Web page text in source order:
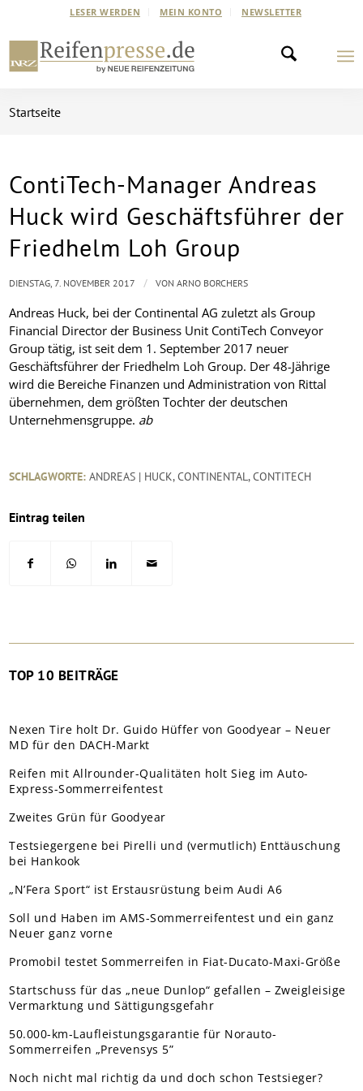
LESER WERDEN MEIN KONTO NEWSLETTER
Startseite
ContiTech-Manager Andreas
Huck wird Geschäftsführer der
Friedhelm Loh Group
Andreas Huck, bei der Continental AG zuletzt als Group
Financial Director der Business Unit ContiTech Conveyor
Group tätig, ist seit dem 1. September 2017 neuer
Geschäftsführer der Friedhelm Loh Group. Der 48-Jährige
wird die Bereiche Finanzen und Administration von Rittal
übernehmen, dem größten Tochter der deutschen
Unternehmensgruppe. ab
DIENSTAG, 7. NOVEMBER 2017 / VONARNO BORCHERS
SCHLAGWORTE: ANDREAS | HUCK,CONTINENTAL,CONTITECH
Eintrag teilen
TOP 10 BEITRÄGE
Nexen Tire holt Dr. Guido Hüffer von Goodyear – Neuer
MD für den DACH-Markt
Reifen mit Allrounder-Qualitäten holt Sieg im Auto-
Express-Sommerreifentest
Zweites Grün für Goodyear
Testsiegergene bei Pirelli und (vermutlich) Enttäuschung
bei Hankook
„N’Fera Sport“ ist Erstausrüstung beim Audi A6
Soll und Haben im AMS-Sommerreifentest und ein ganz
Neuer ganz vorne
Promobil testet Sommerreifen in Fiat-Ducato-Maxi-Größe
Startschuss für das „neue Dunlop“ gefallen – Zweigleisige
Vermarktung und Sättigungsgefahr
50.000-km-Laufleistungsgarantie für Norauto-
Sommerreifen „Prevensys 5”
Noch nicht mal richtig da und doch schon Testsieger?